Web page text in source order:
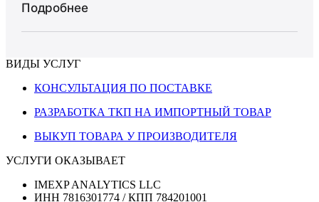
Подробнее
ВИДЫ УСЛУГ
КОНСУЛЬТАЦИЯ ПО ПОСТАВКЕ
РАЗРАБОТКА ТКП НА ИМПОРТНЫЙ ТОВАР
ВЫКУП ТОВАРА У ПРОИЗВОДИТЕЛЯ
УСЛУГИ ОКАЗЫВАЕТ
IMEXP ANALYTICS LLC
ИНН 7816301774 / КПП 784201001